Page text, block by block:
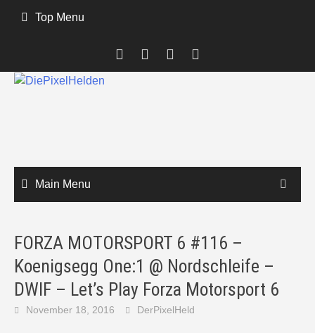
Top Menu
Main Menu
FORZA MOTORSPORT 6 #116 –
Koenigsegg One:1 @ Nordschleife –
DWIF – Let’s Play Forza Motorsport 6
November 18, 2016 DerPixelHeld